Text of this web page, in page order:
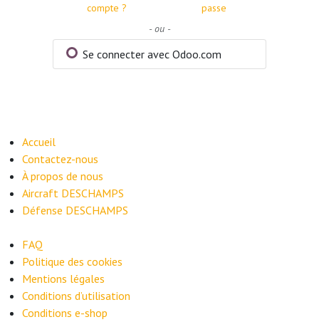
compte ?
passe
- ou -
Se connecter avec Odoo.com
Accueil
Contactez-nous
À propos de nous
​Aircraft DESCHAMPS
Défense DESCHAMPS
FAQ
​Politique des cookies
Mentions légales
Conditions d’utilisation
Conditions e-shop